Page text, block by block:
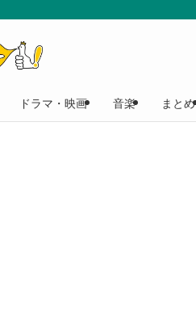
ドラマ・映画 音楽 まとめ